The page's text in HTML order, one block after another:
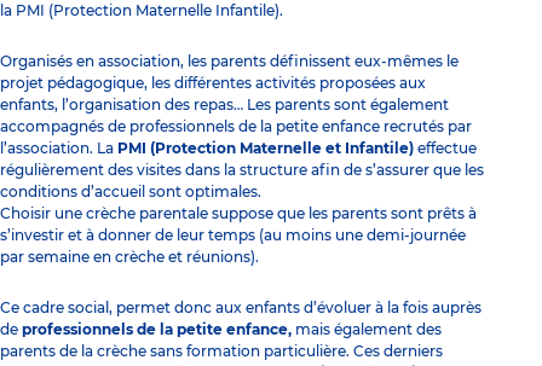
la PMI (Protection Maternelle Infantile).
Organisés en association, les parents définissent eux-mêmes le
projet pédagogique, les différentes activités proposées aux
enfants, l’organisation des repas… Les parents sont également
accompagnés de professionnels de la petite enfance recrutés par
l’association. La PMI (Protection Maternelle et Infantile) effectue
régulièrement des visites dans la structure afin de s’assurer que les
conditions d’accueil sont optimales.
Choisir une crèche parentale suppose que les parents sont prêts à
s’investir et à donner de leur temps (au moins une demi-journée
par semaine en crèche et réunions).
Ce cadre social, permet donc aux enfants d’évoluer à la fois auprès
de professionnels de la petite enfance, mais également des
parents de la crèche sans formation particulière. Ces derniers